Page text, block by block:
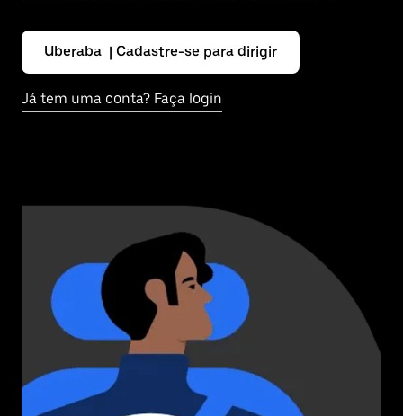
Uberaba | Cadastre-se para dirigir
Já tem uma conta? Faça login